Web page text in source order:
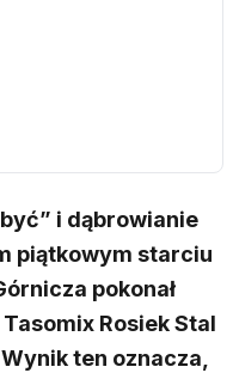
i dąbrowianie
piątkowym starciu
pokonał
Rosiek Stal
ten oznacza,